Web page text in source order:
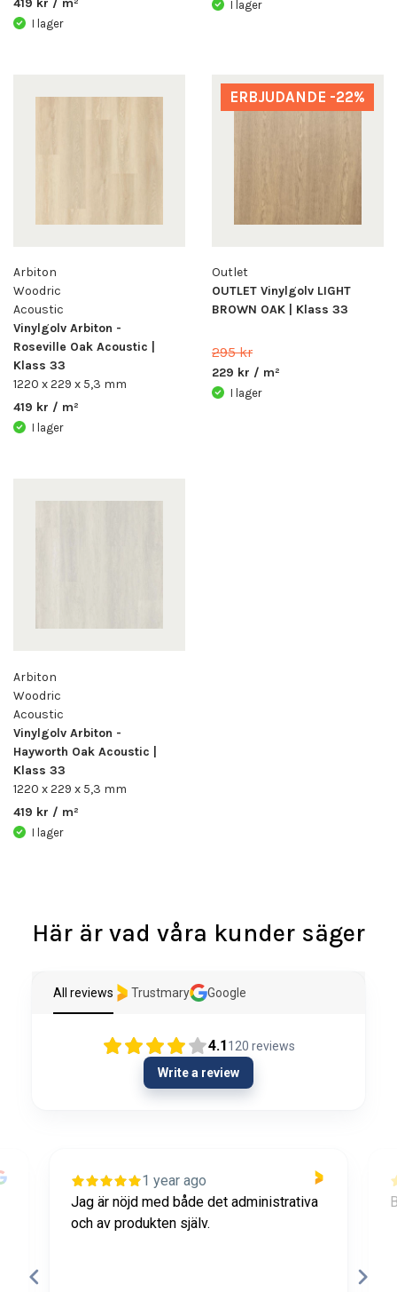
I lager
I lager
Arbiton
Woodric
Acoustic
Vinylgolv Arbiton -
Roseville Oak Acoustic |
Klass 33
1220 x 229 x 5,3 mm
419 kr / m²
I lager
ERBJUDANDE -22%
Outlet
OUTLET Vinylgolv LIGHT
BROWN OAK | Klass 33
295 kr
229 kr / m²
I lager
Arbiton
Woodric
Acoustic
Vinylgolv Arbiton -
Hayworth Oak Acoustic |
Klass 33
1220 x 229 x 5,3 mm
419 kr / m²
I lager
Här är vad våra kunder säger
All reviews Trustmary Google
4.1 120 reviews
Write a review
1 year ago
Jag är nöjd med både det administrativa
och av produkten själv.